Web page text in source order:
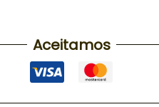
Aceitamos